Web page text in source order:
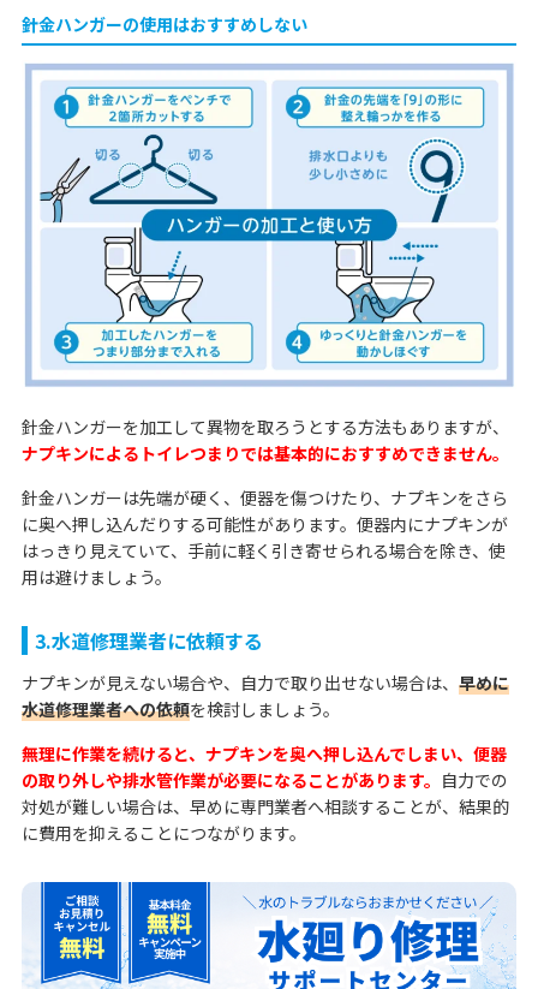
針金ハンガーの使用はおすすめしない
針金ハンガーを加工して異物を取ろうとする方法もありますが、
ナプキンによるトイレつまりでは基本的におすすめできません。
針金ハンガーは先端が硬く、便器を傷つけたり、ナプキンをさら
に奥へ押し込んだりする可能性があります。便器内にナプキンが
はっきり見えていて、手前に軽く引き寄せられる場合を除き、使
用は避けましょう。
3.水道修理業者に依頼する
ナプキンが見えない場合や、自力で取り出せない場合は、 早めに
水道修理業者への依頼を検討しましょう。
無理に作業を続けると、ナプキンを奥へ押し込んでしまい、便器
の取り外しや排水管作業が必要になることがあります。 自力での
対処が難しい場合は、早めに専門業者へ相談することが、結果的
に費用を抑えることにつながります。